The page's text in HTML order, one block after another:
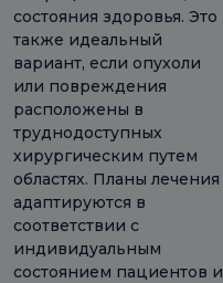
состояния здоровья. Это
также идеальный
вариант, если опухоли
или повреждения
расположены в
труднодоступных
хирургическим путем
областях. Планы лечения
адаптируются в
соответствии с
индивидуальным
состоянием пациентов и